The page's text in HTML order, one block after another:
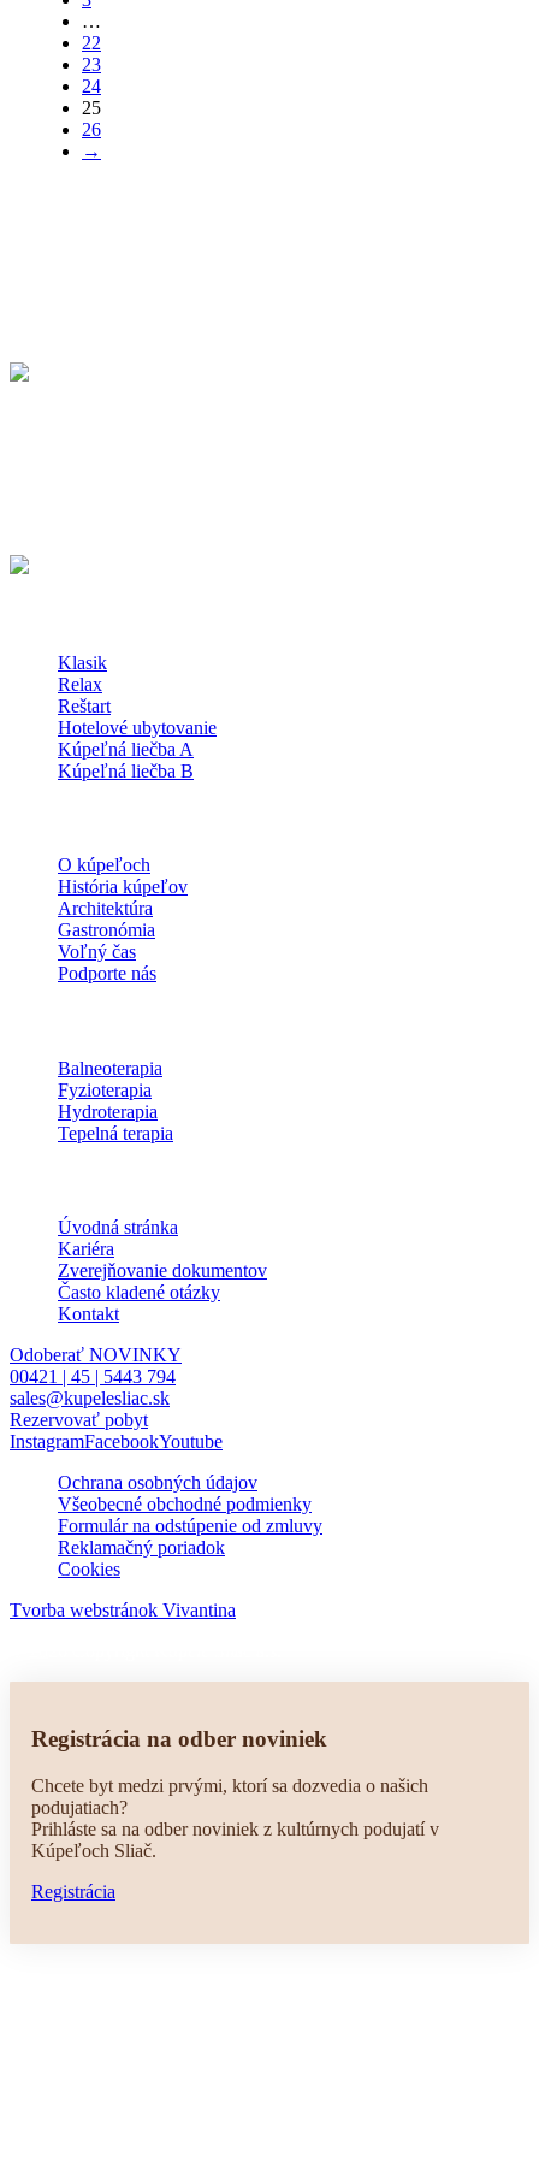
…
22
23
24
25
26
→
Klasik
Relax
Reštart
Hotelové ubytovanie
Kúpeľná liečba A
Kúpeľná liečba B
O kúpeľoch
História kúpeľov
Architektúra
Gastronómia
Voľný čas
Podporte nás
Balneoterapia
Fyzioterapia
Hydroterapia
Tepelná terapia
Úvodná stránka
Kariéra
Zverejňovanie dokumentov
Často kladené otázky
Kontakt
Odoberať NOVINKY
00421 | 45 | 5443 794
sales@kupelesliac.sk
Rezervovať pobyt
InstagramFacebookYoutube
Ochrana osobných údajov
Všeobecné obchodné podmienky
Formulár na odstúpenie od zmluvy
Reklamačný poriadok
Cookies
Tvorba webstránok Vivantina
Registrácia na odber noviniek
Chcete byt medzi prvými, ktorí sa dozvedia o našich
podujatiach?
Prihláste sa na odber noviniek z kultúrnych podujatí v
Kúpeľoch Sliač.
Registrácia